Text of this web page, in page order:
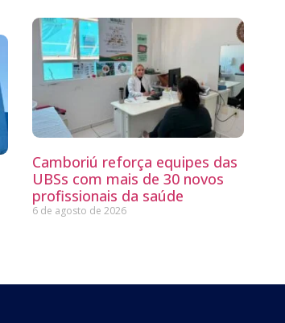
Camboriú reforça equipes das
UBSs com mais de 30 novos
profissionais da saúde
6 de agosto de 2026